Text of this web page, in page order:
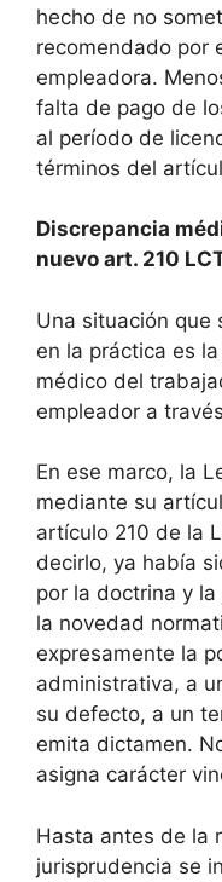
hecho de no
recomendado por
empleadora.
falta de pago de
al período de
términos del
Discrepancia
nuevo art. 210
Una situación que
en la práctica es
médico del
empleador a
En ese marco, la
mediante su
artículo 210 de la
decirlo, ya había
por la doctrina y
la novedad
expresamente la
administrativa, a
su defecto, a un
emita dictamen.
asigna carácter
Hasta antes de la
jurisprudencia se